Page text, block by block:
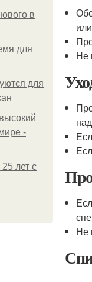
в
для
для
-
лет с
Не
Не